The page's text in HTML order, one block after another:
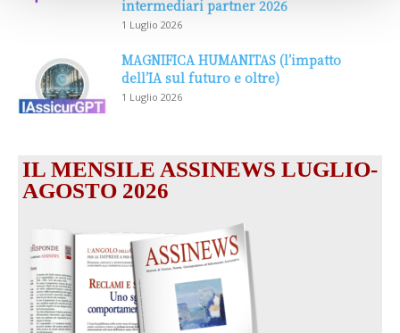
intermediari partner 2026
1 Luglio 2026
MAGNIFICA HUMANITAS (l’impatto
dell’IA sul futuro e oltre)
1 Luglio 2026
IL MENSILE ASSINEWS LUGLIO-
AGOSTO 2026